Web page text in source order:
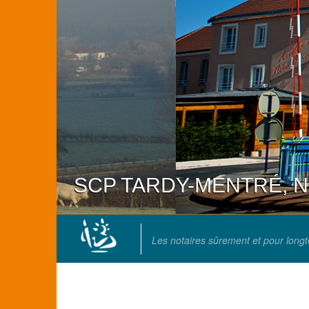
SCP TARDY-MENTRÉ,
Les notaires sûrement et pour